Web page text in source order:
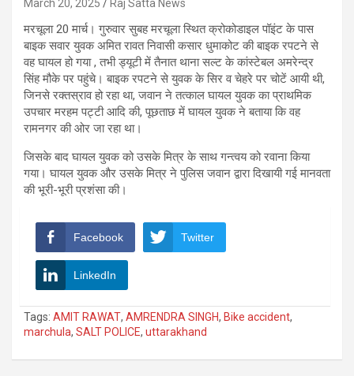
March 20, 2025 Raj Satta News
मरचूला 20 मार्च। गुरुवार सुबह मरचूला स्थित क्रोकोडाइल पॉइंट के पास
बाइक सवार युवक अमित रावत निवासी कसार धुमाकोट की बाइक रपटने से
वह घायल हो गया , तभी ड्यूटी में तैनात थाना सल्ट के कांस्टेबल अमरेन्द्र
सिंह मौके पर पहुंचे। बाइक रपटने से युवक के सिर व चेहरे पर चोटें आयी थी,
जिनसे रक्तस्राव हो रहा था, जवान ने तत्काल घायल युवक का प्राथमिक
उपचार मरहम पट्टी आदि की, पूछताछ में घायल युवक ने बताया कि वह
रामनगर की ओर जा रहा था।
जिसके बाद घायल युवक को उसके मित्र के साथ गन्त्वय को रवाना किया
गया। घायल युवक और उसके मित्र ने पुलिस जवान द्वारा दिखायी गई मानवता
की भूरी-भूरी प्रशंसा की।
Facebook Twitter
LinkedIn
Tags: AMIT RAWAT, AMRENDRA SINGH, Bike accident,
marchula, SALT POLICE, uttarakhand